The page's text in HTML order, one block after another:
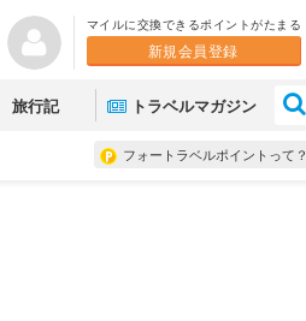
マイルに交換できるポイントがたまる
新規会員登録
旅行記 トラベルマガジン
フォートラベルポイントって？